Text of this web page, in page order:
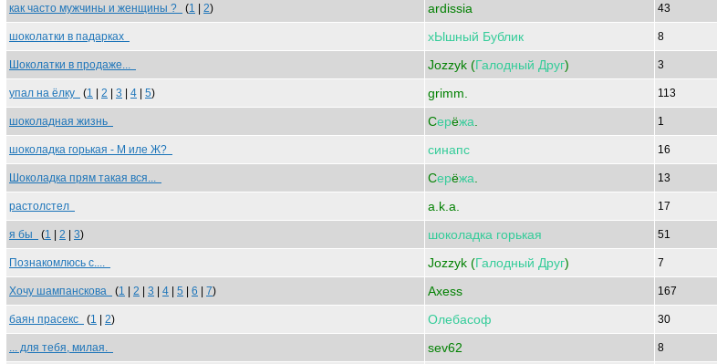
как часто мужчины и женщины ? (1 2) ardissia 43
шоколатки в падарках хЫшный Бублик 8
Шоколатки в продаже... Jozzyk (Галодный Друг) 3
упал на ёлку (1 2 3 4 5) grimm. 113
шоколадная жизнь Cерёжа 1
шоколадка горькая - М иле Ж? синапс 16
Шоколадка прям такая вся... Cерёжа 13
растолстел a.k.a. 17
я бы (1 2 3) шоколадка горькая 51
Познакомлюсь с.... Jozzyk (Галодный Друг) 7
Хочу шампанскова (1 2 3 4 5 6 7) Axess 167
баян прасекс (1 2) Олебасоф 30
... для тебя, милая. sev62 8